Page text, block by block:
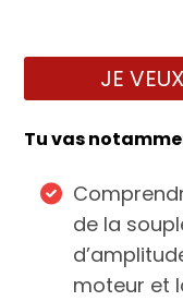
JE
Tu vas
de la
moteur et